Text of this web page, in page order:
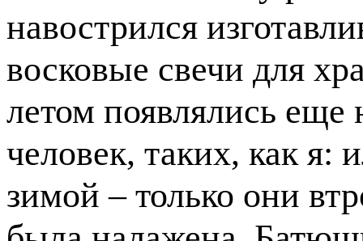
навострился
восковые свечи для
летом появлялись еще
человек, таких, как я:
зимой – только они